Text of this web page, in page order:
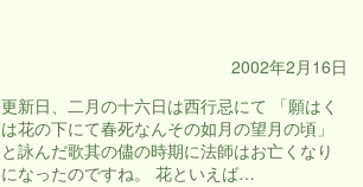
2002年2月16日
更新日、二月の十六日は西行忌にて 「願はく
は花の下にて春死なんその如月の望月の頃」
と詠んだ歌其の儘の時期に法師はお亡くなり
になったのですね。 花といえば…